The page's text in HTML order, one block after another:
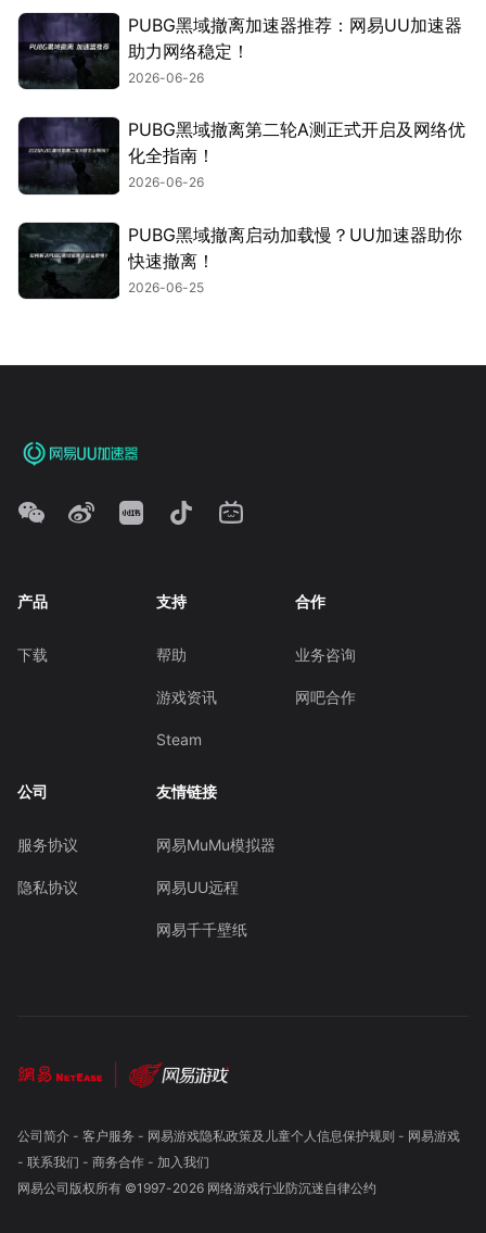
PUBG黑域撤离加速器推荐：网易UU加速器
助力网络稳定！
2026-06-26
PUBG黑域撤离第二轮A测正式开启及网络优
化全指南！
2026-06-26
PUBG黑域撤离启动加载慢？UU加速器助你
快速撤离！
2026-06-25
产品
下载
支持
帮助
游戏资讯
Steam
合作
业务咨询
网吧合作
公司
服务协议
隐私协议
友情链接
网易MuMu模拟器
网易UU远程
网易千千壁纸
公司简介- 客户服务 - 网易游戏隐私政策及儿童个人信息保护规则 - 网易游戏
- 联系我们 - 商务合作- 加入我们
网易公司版权所有 ©1997-2026 网络游戏行业防沉迷自律公约